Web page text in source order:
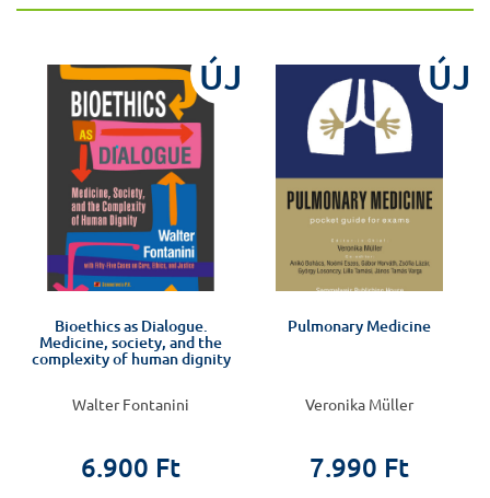
ÚJ
Bioethics as Dialogue.
Medicine, society, and the
complexity of human dignity
Walter Fontanini
6.900 Ft
ÚJ
Pulmonary Medicine
Veronika Müller
7.990 Ft